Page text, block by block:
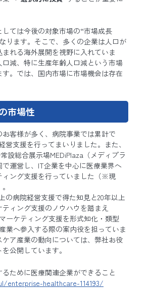
ては今後の対象市場の“市場成長
ります。そこで、多くの企業は人口が
れる海外展開を視野に入れていま
減、特に生産年齢人口減という市場
。では、国内市場に市場機会は存在
市場性
客様が多く、病院事業では累計で
営支援を行ってまいりました。また、
設総合展示場MEDiPlaza（メディプラ
運営し、IT企業を中心に医療業界へ
ィング支援を行っていました（※現
の病院経営支援で得た知見と20年以上
ィング支援のノウハウを踏まえ
ーケティング支援を形式知化・類型
業へ参入する際の案内役を担っていま
ア産業の動向については、弊社お役
公開しています。
ために医療関連企業ができること
enterprise-healthcare-114193/